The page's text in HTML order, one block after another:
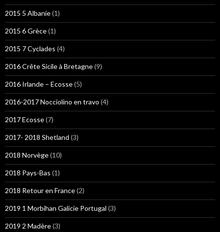
2015 5 Albanie(1)
2015 6 Grèce(1)
2015 7 Cyclades (4)
2016 Crête Sicile à Bretagne(9)
2016 Irlande – Ecosse(5)
2016-2017 Nocciolino en travo (4)
2017 Ecosse(7)
2017- 2018 Shetland (3)
2018 Norvège(10)
2018 Pays-Bas (1)
2018 Retour en France(2)
2019 1 Morbihan Galicie Portugal (3)
2019 2 Madère(3)